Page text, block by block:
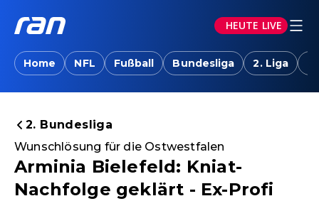
HEUTE LIVE
Home NFL Fußball Bundesliga 2. Liga
2. Bundesliga
Wunschlösung für die Ostwestfalen
Arminia Bielefeld: Kniat-
Nachfolge geklärt - Ex-Profi